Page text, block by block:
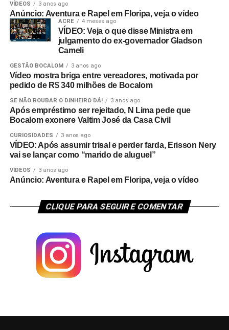
VÍDEOS 3 anos ago
Anúncio: Aventura e Rapel em Floripa, veja o vídeo
ACRE 4 meses ago
VÍDEO: Veja o que disse Ministra em
julgamento do ex-governador Gladson
Cameli
GESTÃO BOCALOM 3 anos ago
Vídeo mostra briga entre vereadores, motivada por
pedido de R$ 340 milhões de Bocalom
SE NÃO ROUBAR O DINHEIRO DÁ! 3 anos ago
Após empréstimo ser rejeitado, N Lima pede que
Bocalom exonere Valtim José da Casa Civil
CURIOSIDADES 3 anos ago
VÍDEO: Após assumir trisal e perder farda, Erisson Nery
vai se lançar como “marido de aluguel”
VÍDEOS 3 anos ago
Anúncio: Aventura e Rapel em Floripa, veja o vídeo
CLIQUE PARA SEGUIR E COMENTAR